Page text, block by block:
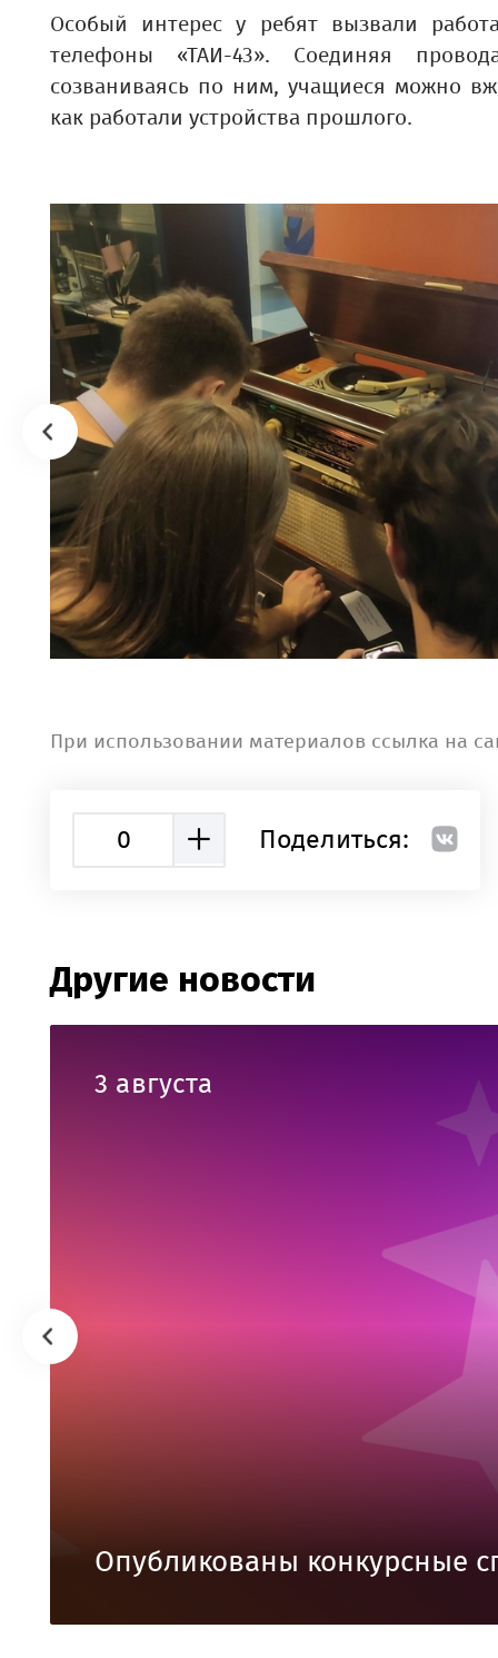
Особый интерес у ребят вызвали
телефоны «ТАИ-43». Соединяя
созваниваясь по ним, учащиеся можно
как работали устройства прошлого.
При использовании материалов ссылка на
0 Поделиться:
Другие новости
3 августа
Опубликованы конкурсные